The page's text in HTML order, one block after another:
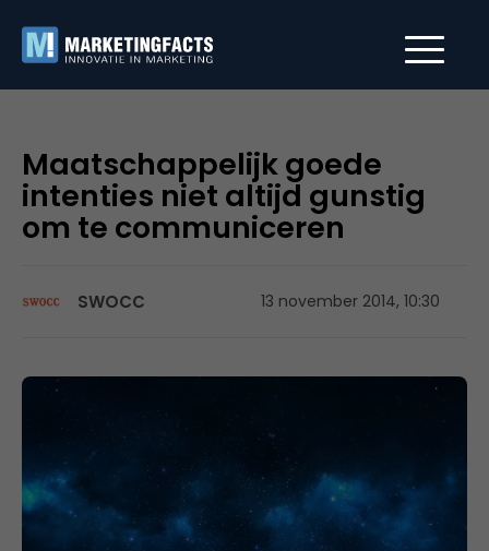
Maatschappelijk goede
intenties niet altijd gunstig
om te communiceren
SWOCC 13 november 2014, 10:30